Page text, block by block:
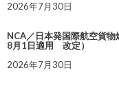
2026年7月30日
NCA／日本発国際航空貨
8月1日適用 改定）
2026年7月30日